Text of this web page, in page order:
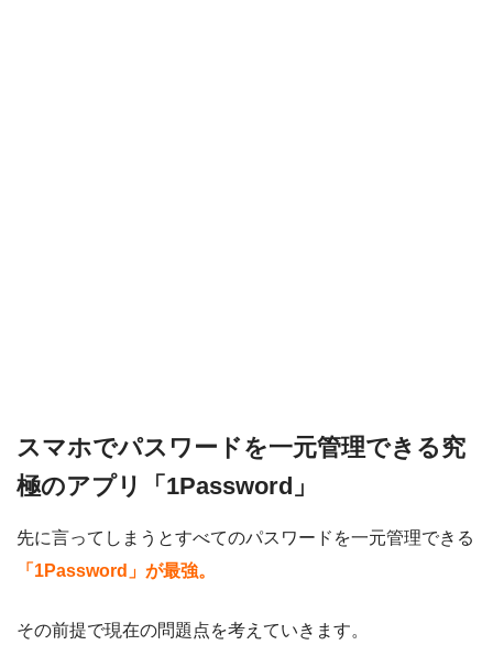
スマホでパスワードを一元管理できる究
極のアプリ「1Password」
先に言ってしまうとすべてのパスワードを一元管理できる
「1Password」が最強。
その前提で現在の問題点を考えていきます。